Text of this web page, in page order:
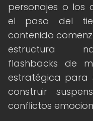
personajes o los
el paso del
contenido
estructura
flashbacks de
estratégica para
construir
conflictos